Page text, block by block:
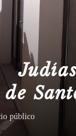
público